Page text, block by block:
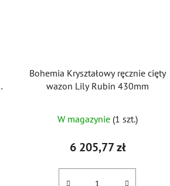
Bohemia Kryształowy ręcznie cięty
wazon Lily Rubin 430mm
W magazynie (1 szt.)
6 205,77 zł